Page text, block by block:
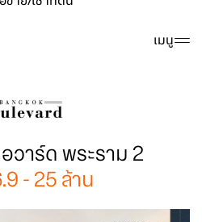
เมนู
วาร์ด พระราม 2
- 25 ล้าน